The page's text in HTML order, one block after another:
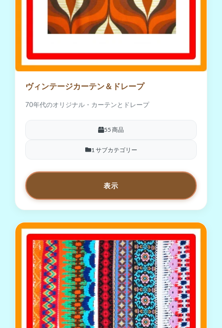
ヴィンテージカーテン＆ドレープ
70年代のオリジナル・カーテンとドレープ
55 商品
1 サブカテゴリー
表示